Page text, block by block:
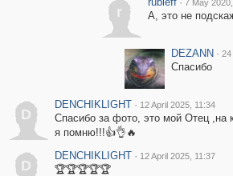
r
7 May
А, это не
DEZANN · 24
Спасибо
D
DENCHIKLIGHT · 12 April 2025, 11:34
Спасибо за фото, это мой Отец ,на
я помню!!!👍👌🔥
D
DENCHIKLIGHT · 12 April 2025, 11:37
🏆🏆🏆🏆🏆